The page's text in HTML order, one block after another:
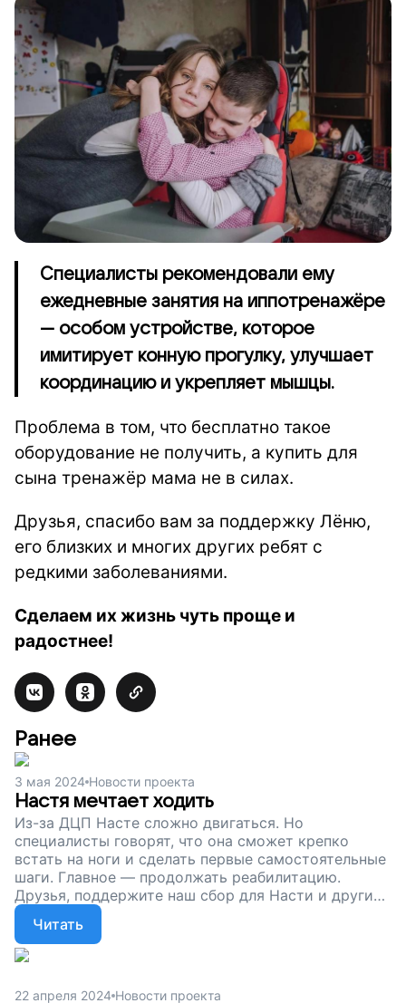
Специалисты рекомендовали ему
ежедневные занятия на иппотренажёре
— особом устройстве, которое
имитирует конную прогулку, улучшает
координацию и укрепляет мышцы.
Проблема в том, что бесплатно такое
оборудование не получить, а купить для
сына тренажёр мама не в силах.
Друзья, спасибо вам за поддержку Лёню,
его близких и многих других ребят с
редкими заболеваниями.
Сделаем их жизнь чуть проще и
радостнее!
Ранее
3 мая 2024 Новости проекта
Настя мечтает ходить
Из-за ДЦП Насте сложно двигаться. Но
специалисты говорят, что она сможет крепко
встать на ноги и сделать первые самостоятельные
шаги. Главное — продолжать реабилитацию.
Друзья, поддержите наш сбор для Насти и других
особенных ребят. Подарим им шанс на счастливое
будущее!
Читать
22 апреля 2024 Новости проекта